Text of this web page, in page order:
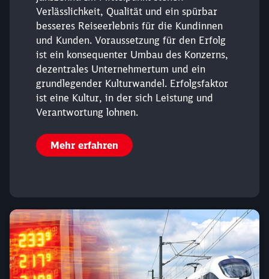
Verlässlichkeit, Qualität und ein spürbar
besseres Reiseerlebnis für die Kundinnen
und Kunden. Voraussetzung für den Erfolg
ist ein konsequenter Umbau des Konzerns,
dezentrales Unternehmertum und ein
grundlegender Kulturwandel. Erfolgsfaktor
ist eine Kultur, in der sich Leistung und
Verantwortung lohnen.
Mehr erfahren
Möchten Sie zu weitergeleitet
werden?